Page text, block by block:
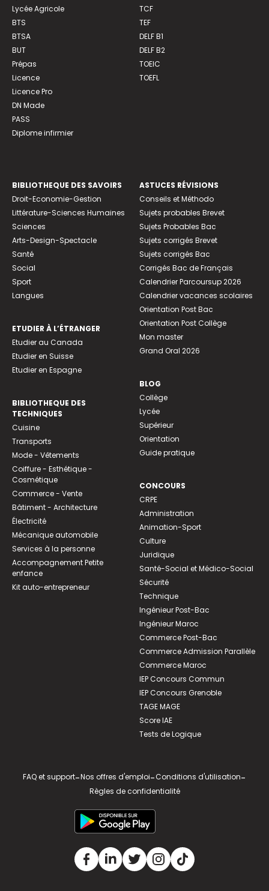
Lycée Agricole
BTS
BTSA
BUT
Prépas
Licence
Licence Pro
DN Made
PASS
Diplome infirmier
TCF
TEF
DELF B1
DELF B2
TOEIC
TOEFL
BIBLIOTHEQUE DES SAVOIRS
Droit-Economie-Gestion
Littérature-Sciences Humaines
Sciences
Arts-Design-Spectacle
Santé
Social
Sport
Langues
ETUDIER À L’ÉTRANGER
Etudier au Canada
Etudier en Suisse
Etudier en Espagne
BIBLIOTHEQUE DES
TECHNIQUES
Cuisine
Transports
Mode - Vêtements
Coiffure - Esthétique -
Cosmétique
Commerce - Vente
Bâtiment - Architecture
Électricité
Mécanique automobile
Services à la personne
Accompagnement Petite
enfance
Kit auto-entrepreneur
ASTUCES RÉVISIONS
Conseils et Méthodo
Sujets probables Brevet
Sujets Probables Bac
Sujets corrigés Brevet
Sujets corrigés Bac
Corrigés Bac de Français
Calendrier Parcoursup 2026
Calendrier vacances scolaires
Orientation Post Bac
Orientation Post Collège
Mon master
Grand Oral 2026
BLOG
Collège
Lycée
Supérieur
Orientation
Guide pratique
CONCOURS
CRPE
Administration
Animation-Sport
Culture
Juridique
Santé-Social et Médico-Social
Sécurité
Technique
Ingénieur Post-Bac
Ingénieur Maroc
Commerce Post-Bac
Commerce Admission Parallèle
Commerce Maroc
IEP Concours Commun
IEP Concours Grenoble
TAGE MAGE
Score IAE
Tests de Logique
FAQ et support-Nos offres d'emploi-Conditions d'utilisation-
Règles de confidentialité